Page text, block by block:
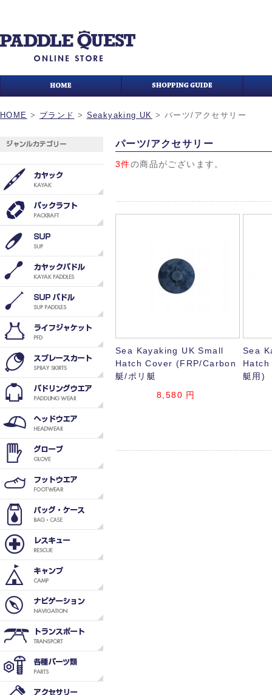
HOME > ブランド > Seakyaking UK >パーツ/アクセサリー
パーツ/アクセサリー
3件の商品がございます。
Sea Kayaking UK Small
Hatch Cover (FRP/Carbon
艇/ポリ艇
8,580 円
Sea
Hatch
艇用)